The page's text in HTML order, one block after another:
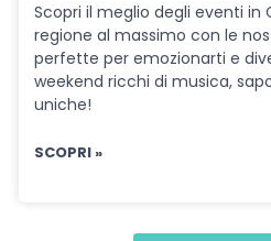
Scopri il meglio degli eventi in
regione al massimo con le
perfette per emozionarti e
weekend ricchi di musica,
uniche!
SCOPRI »